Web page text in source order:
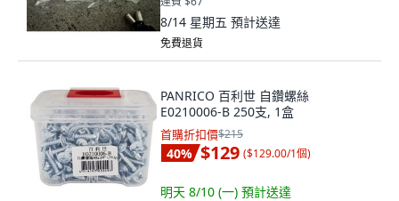
8/14 星期五 預計送達
免費退貨
PANRICO 百利世 自鑽螺絲
E0210006-B 250支, 1盒
首購折扣價$215
40% $129 ($129.00/1個)
明天 8/10 (一) 預計送達